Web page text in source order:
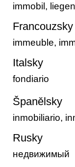
immobil,
Francouzsky
immeuble,
Italsky
fondiario
Španělsky
inmobiliario,
Rusky
недвижимый